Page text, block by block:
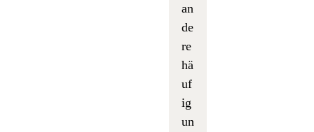
an
de
re
hä
uf
ig
un